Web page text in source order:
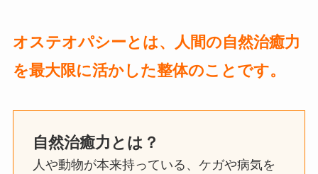
オステオパシーとは、人間の自然治癒力
を最大限に活かした整体のことです。
自然治癒力とは？
人や動物が本来持っている、ケガや病気を